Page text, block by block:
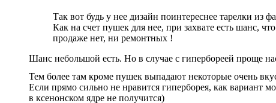
Так вот будь у нее дизайн поинтереснее тарелки из
Как на счет пушек для нее, при захвате есть шанс,
продаже нет, ни ремонтных !
Шанс небольшой есть. Но в случае с гипербореей проще
Тем более там кроме пушек выпадают некоторые очень
Если прямо сильно не нравится гиперборея, как вариант
в ксенонском ядре не получится)